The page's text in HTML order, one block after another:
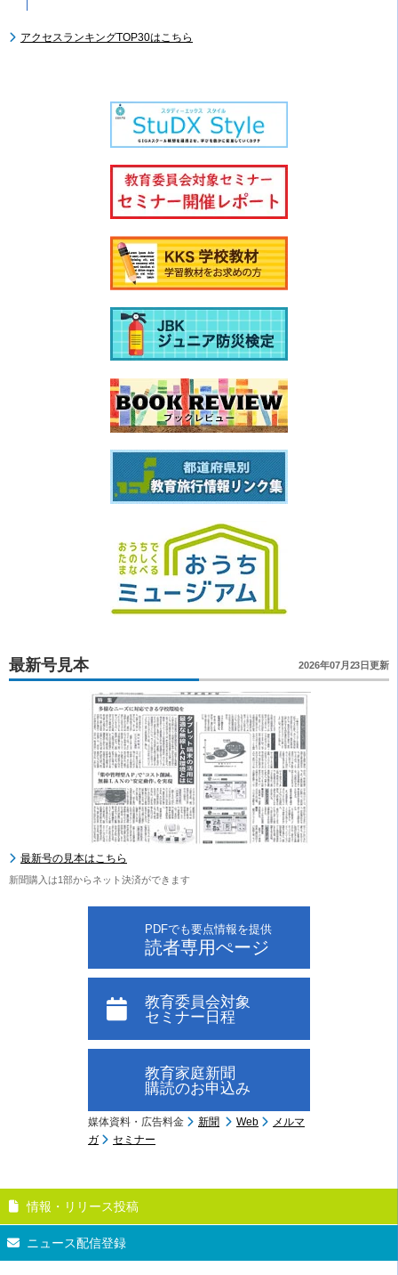
アクセスランキングTOP30はこちら
最新号見本 2026年07月23日更新
最新号の見本はこちら
新聞購入は1部からネット決済ができます
PDFでも要点情報を提供
読者専用ぺージ
教育委員会対象
セミナー日程
教育家庭新聞
購読のお申込み
媒体資料・広告料金 新聞 Web
メルマ
ガ
セミナー
情報・リリース投稿
ニュース配信登録